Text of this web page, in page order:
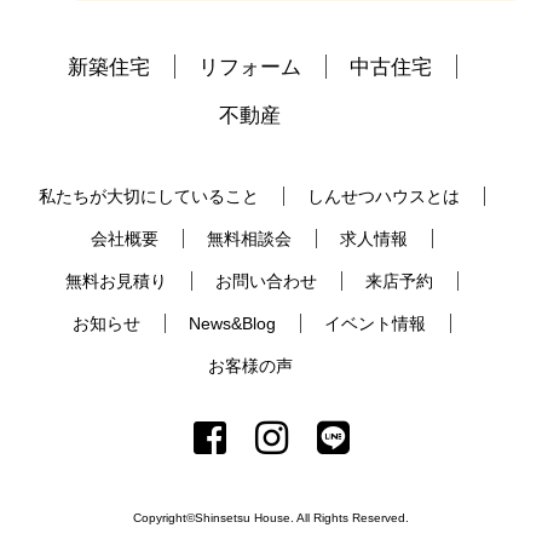
新築住宅 リフォーム
中古住宅
不動産
私たちが大切にしていること しんせつハウスとは
会社概要 無料相談会 求人情報
無料お見積り お問い合わせ 来店予約
お知らせ News&Blog イベント情報
お客様の声
Copyright©Shinsetsu House. All Rights Reserved.